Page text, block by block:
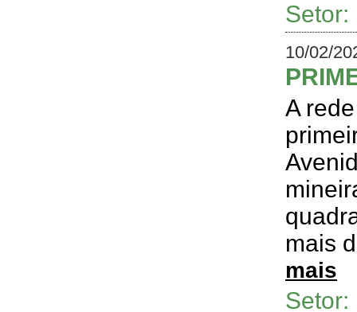
Setor:
10/02/
A
mais
mais
Setor: